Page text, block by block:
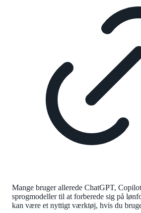
Mange bruger allerede ChatGPT,
sprogmodeller til at forberede sig på
kan være et nyttigt værktøj, hvis du